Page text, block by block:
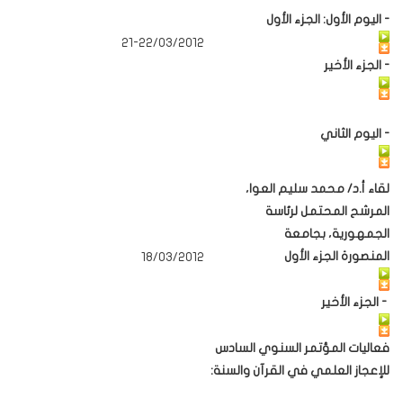
- اليوم الأول: الجزء الأول
- الجزء الأخير
- اليوم الثاني
21-22/03/2012
لقاء أ.د/ محمد سليم العوا،
المرشح المحتمل لرئاسة
الجمهورية، بجامعة
المنصورة الجزء الأول
- الجزء الأخير
18/03/2012
فعاليات المؤتمر السنوي السادس
للإعجاز العلمي في القرآن والسنة: